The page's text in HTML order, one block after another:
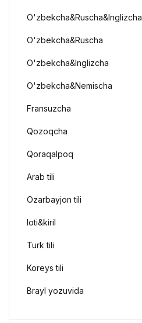
O'zbekcha&Ruscha&Inglizcha
O'zbekcha&Ruscha
O'zbekcha&Inglizcha
O'zbekcha&Nemischa
Fransuzcha
Qozoqcha
Qoraqalpoq
Arab tili
Ozarbayjon tili
loti&kiril
Turk tili
Koreys tili
Brayl yozuvida